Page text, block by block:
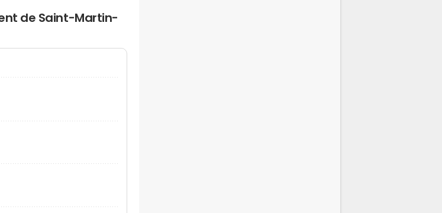
de Saint-Martin-